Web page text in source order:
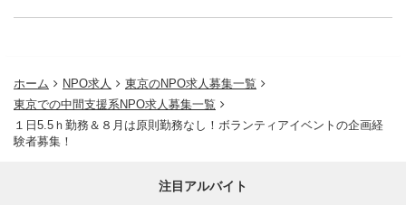
ホーム NPO求人
東京のNPO求人募集一覧
東京での中間支援系NPO求人募集一覧
１日5.5ｈ勤務＆８月は原則勤務なし！ボランティアイベントの企画経
験者募集！
注目アルバイト